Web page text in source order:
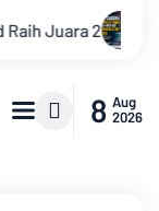
Beralih Profesi
8 Aug
2026